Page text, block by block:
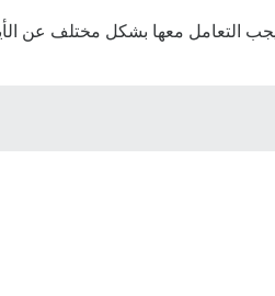
التعامل معها بشكل مختلف عن